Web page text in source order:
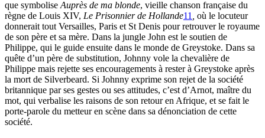
que symbolise Auprès de ma blonde, vieille chanson française du
règne de Louis XIV, Le Prisonnier de Hollande11
où le locuteur
donnerait tout Versailles, Paris et St Denis pour retrouver le royaume
de son père et sa mère. Dans la jungle John est le soutien de
Philippe, qui le guide ensuite dans le monde de Greystoke. Dans sa
quête d’un père de substitution, Johnny vole la chevalière de
Philippe mais rejette ses encouragements à rester à Greystoke après
la mort de Silverbeard. Si Johnny exprime son rejet de la société
britannique par ses gestes ou ses attitudes, c’est d’Arnot, maître du
mot, qui verbalise les raisons de son retour en Afrique, et se fait le
porte-parole du metteur en scène dans sa dénonciation de cette
société.